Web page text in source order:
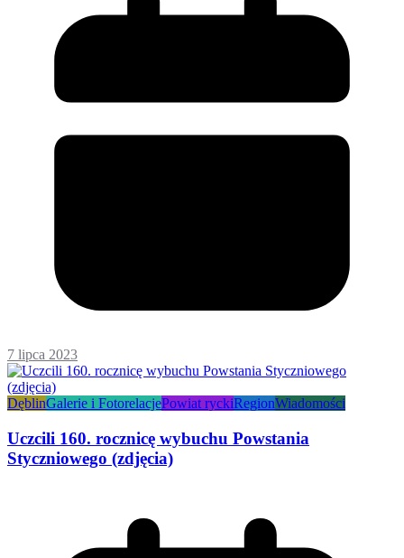
7 lipca 2023
DęblinGalerie i FotorelacjePowiat ryckiRegionWiadomości
Uczcili 160. rocznicę wybuchu Powstania
Styczniowego (zdjęcia)